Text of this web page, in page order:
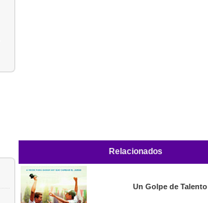
Relacionados
Un Golpe de Talento